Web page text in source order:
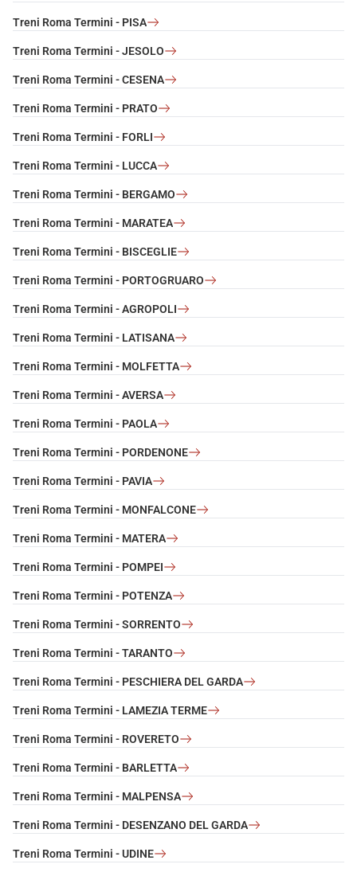
Treni Roma Termini - PISA
Treni Roma Termini - JESOLO
Treni Roma Termini - CESENA
Treni Roma Termini - PRATO
Treni Roma Termini - FORLI
Treni Roma Termini - LUCCA
Treni Roma Termini - BERGAMO
Treni Roma Termini - MARATEA
Treni Roma Termini - BISCEGLIE
Treni Roma Termini - PORTOGRUARO
Treni Roma Termini - AGROPOLI
Treni Roma Termini - LATISANA
Treni Roma Termini - MOLFETTA
Treni Roma Termini - AVERSA
Treni Roma Termini - PAOLA
Treni Roma Termini - PORDENONE
Treni Roma Termini - PAVIA
Treni Roma Termini - MONFALCONE
Treni Roma Termini - MATERA
Treni Roma Termini - POMPEI
Treni Roma Termini - POTENZA
Treni Roma Termini - SORRENTO
Treni Roma Termini - TARANTO
Treni Roma Termini - PESCHIERA DEL GARDA
Treni Roma Termini - LAMEZIA TERME
Treni Roma Termini - ROVERETO
Treni Roma Termini - BARLETTA
Treni Roma Termini - MALPENSA
Treni Roma Termini - DESENZANO DEL GARDA
Treni Roma Termini - UDINE